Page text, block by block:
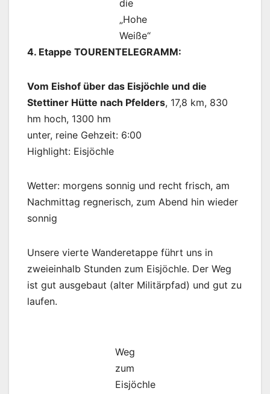
die
„Hohe
Weiße“
4. Etappe TOURENTELEGRAMM:
Vom Eishof über das Eisjöchle und die
Stettiner Hütte nach Pfelders, 17,8 km, 830
hm hoch, 1300 hm
unter, reine Gehzeit: 6:00
Highlight: Eisjöchle
Wetter: morgens sonnig und recht frisch, am
Nachmittag regnerisch, zum Abend hin wieder
sonnig
Unsere vierte Wanderetappe führt uns in
zweieinhalb Stunden zum Eisjöchle. Der Weg
ist gut ausgebaut (alter Militärpfad) und gut zu
laufen.
Weg
zum
Eisjöchle